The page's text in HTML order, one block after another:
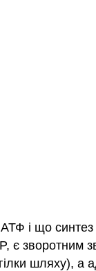
і що
є
шляху), а